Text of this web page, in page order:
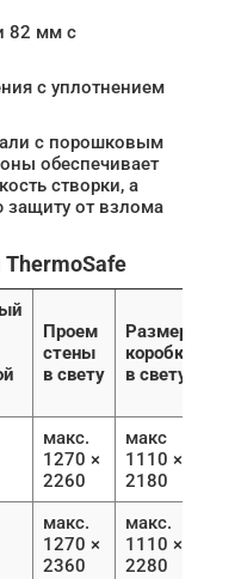
82 мм с
с уплотнением
с порошковым
обеспечивает
створки, а
от взлома
Проем
стены
в свету
Размер
коробки
в свету
макс.
1270 ×
2260
макс
1110 ×
2180
макс.
1270 ×
2360
макс.
1110 ×
2280